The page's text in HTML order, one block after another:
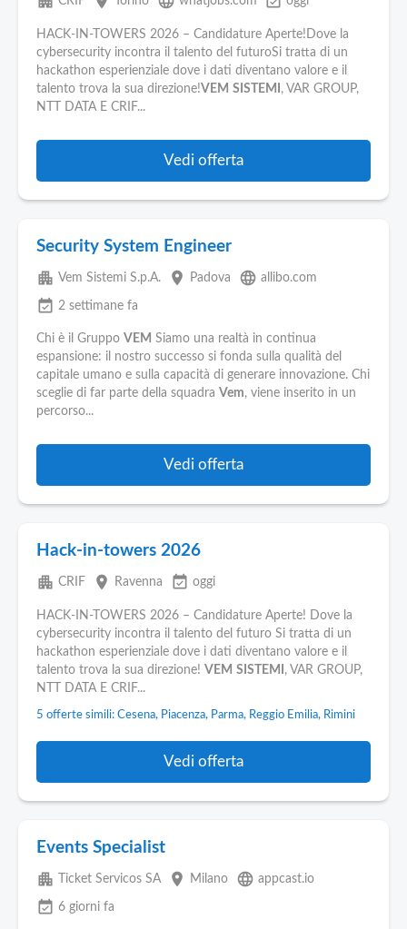
HACK-IN-TOWERS 2026 – Candidature Aperte!Dove la
cybersecurity incontra il talento del futuroSi tratta di un
hackathon esperienziale dove i dati diventano valore e il
talento trova la sua direzione!VEM SISTEMI , VAR GROUP,
NTT DATA E CRIF...
Vedi offerta
Security System Engineer
apartment Vem Sistemi S.p.A. place Padova language allibo.com
event_available 2 settimane fa
Chi è il Gruppo VEM Siamo una realtà in continua
espansione: il nostro successo si fonda sulla qualità del
capitale umano e sulla capacità di generare innovazione. Chi
sceglie di far parte della squadra Vem, viene inserito in un
percorso...
Vedi offerta
Hack-in-towers 2026
apartment CRIF place Ravenna event_available oggi
HACK-IN-TOWERS 2026 – Candidature Aperte! Dove la
cybersecurity incontra il talento del futuro Si tratta di un
hackathon esperienziale dove i dati diventano valore e il
talento trova la sua direzione! VEM SISTEMI , VAR GROUP,
NTT DATA E CRIF...
5 offerte simili: Cesena, Piacenza, Parma, Reggio Emilia, Rimini
Vedi offerta
Events Specialist
apartment Ticket Servicos SA place Milano language appcast.io
event_available 6 giorni fa